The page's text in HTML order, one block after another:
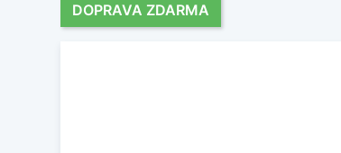
DOPRAVA ZDARMA